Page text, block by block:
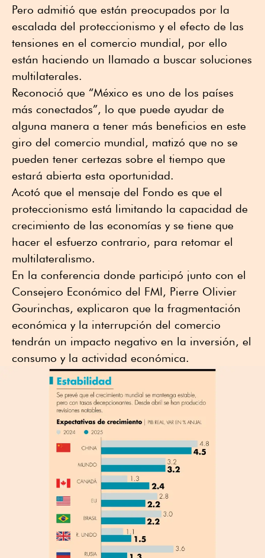
Pero admitió que están preocupados por la
escalada del proteccionismo y el efecto de las
tensiones en el comercio mundial, por ello
están haciendo un llamado a buscar soluciones
multilaterales.
Reconoció que “México es uno de los países
más conectados”, lo que puede ayudar de
alguna manera a tener más beneficios en este
giro del comercio mundial, matizó que no se
pueden tener certezas sobre el tiempo que
estará abierta esta oportunidad.
Acotó que el mensaje del Fondo es que el
proteccionismo está limitando la capacidad de
crecimiento de las economías y se tiene que
hacer el esfuerzo contrario, para retomar el
multilateralismo.
En la conferencia donde participó junto con el
Consejero Económico del FMI, Pierre Olivier
Gourinchas, explicaron que la fragmentación
económica y la interrupción del comercio
tendrán un impacto negativo en la inversión, el
consumo y la actividad económica.